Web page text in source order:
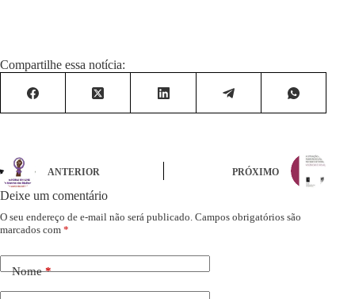
Compartilhe essa notícia:
ANTERIOR PRÓXIMO
Deixe um comentário
O seu endereço de e-mail não será publicado. Campos obrigatórios são
marcados com *
Nome*